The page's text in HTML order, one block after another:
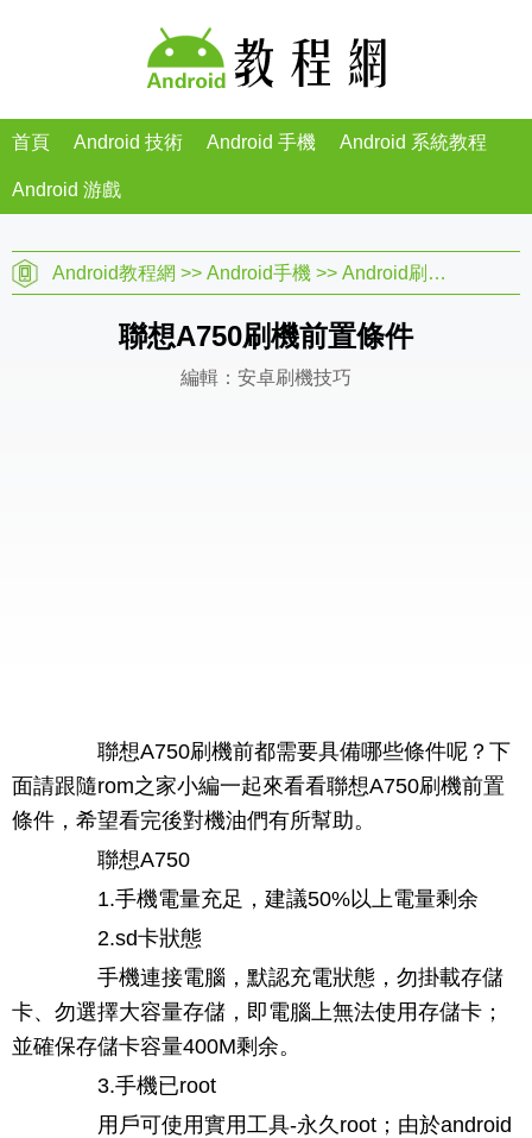
首頁 Android 技術 Android 手機 Android 系統教程
Android 游戲
Android教程網 >> Android手機 >> Android刷機教程
聯想A750刷機前置條件
編輯：安卓刷機技巧
聯想A750刷機前都需要具備哪些條件呢？下
面請跟隨rom之家小編一起來看看聯想A750刷機前置
條件，希望看完後對機油們有所幫助。
聯想A750
1.手機電量充足，建議50%以上電量剩余
2.sd卡狀態
手機連接電腦，默認充電狀態，勿掛載存儲
卡、勿選擇大容量存儲，即電腦上無法使用存儲卡；
並確保存儲卡容量400M剩余。
3.手機已root
用戶可使用實用工具-永久root；由於android